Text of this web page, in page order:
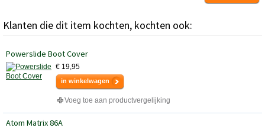
Klanten die dit item kochten, kochten ook:
Powerslide Boot Cover
€ 19,95
in winkelwagen
Voeg toe aan productvergelijking
Atom Matrix 86A